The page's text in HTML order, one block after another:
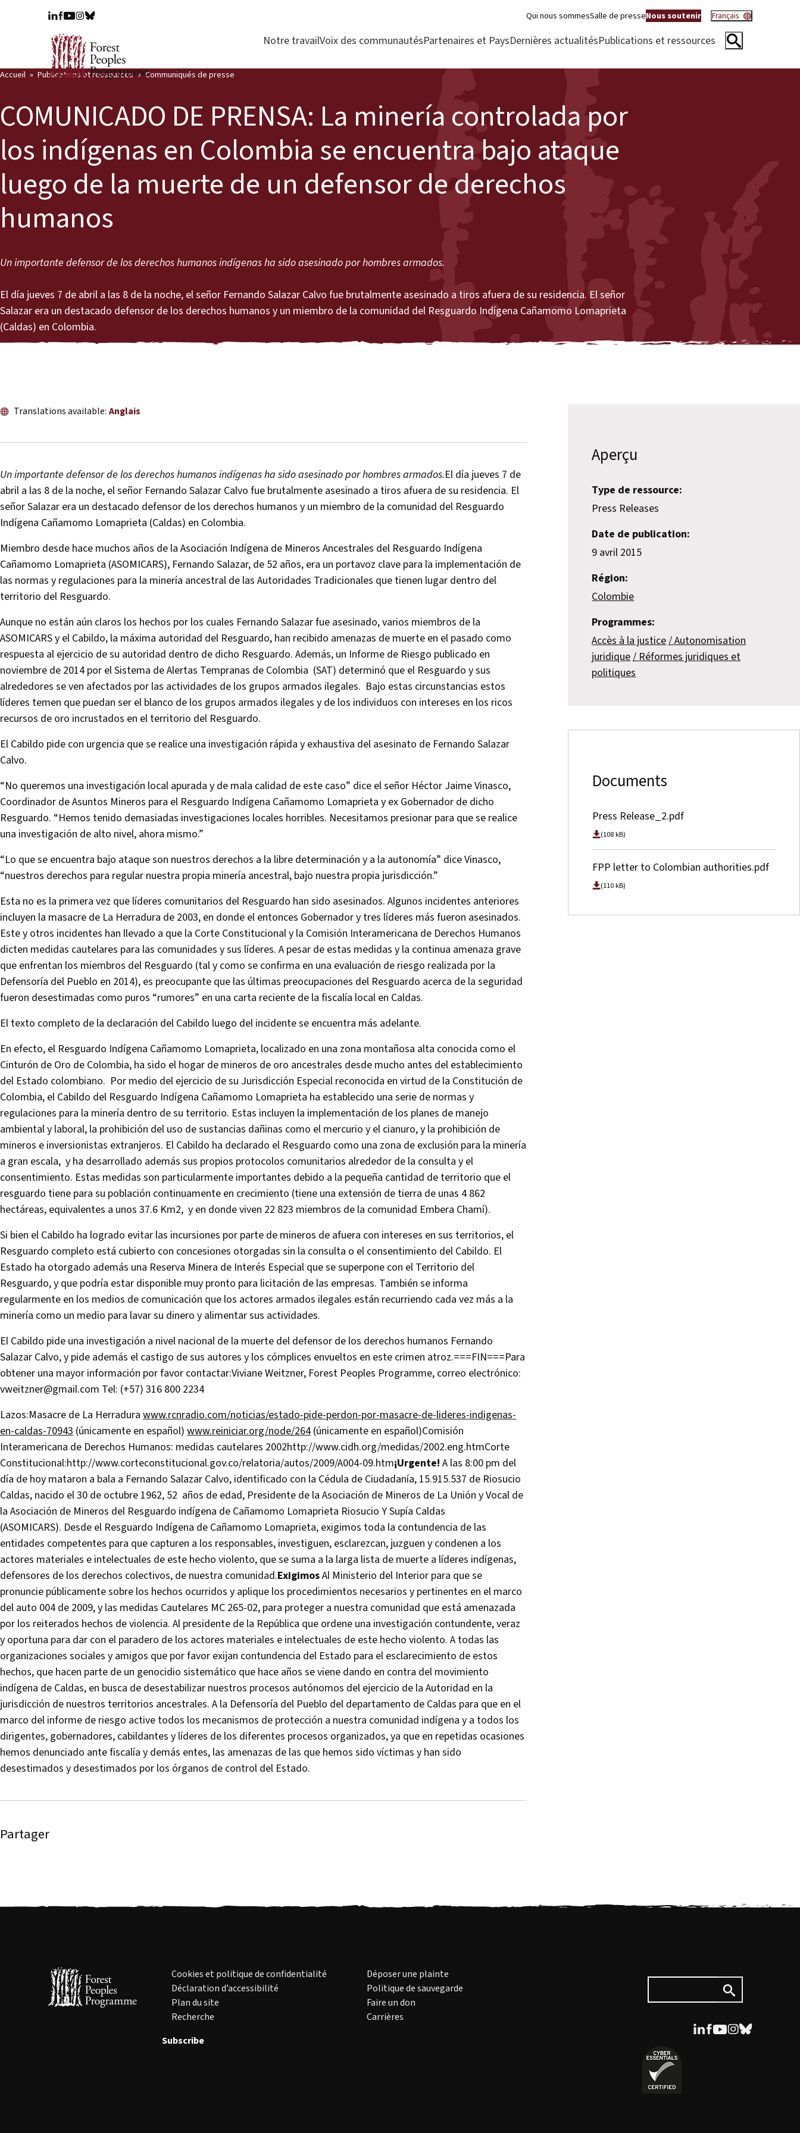
Qui nous sommesSalle de presseNous soutenir Français
Notre travailVoix des communautésPartenaires et PaysDernières actualitésPublications et ressources
Accueil Publications et ressources Communiqués de presse
COMUNICADO DE PRENSA: La minería controlada por
los indígenas en Colombia se encuentra bajo ataque
luego de la muerte de un defensor de derechos
humanos
Un importante defensor de los derechos humanos indígenas ha sido asesinado por hombres armados.
El día jueves 7 de abril a las 8 de la noche, el señor Fernando Salazar Calvo fue brutalmente asesinado a tiros afuera de su residencia. El señor
Salazar era un destacado defensor de los derechos humanos y un miembro de la comunidad del Resguardo Indígena Cañamomo Lomaprieta
(Caldas) en Colombia.
Translations available: Anglais
Un importante defensor de los derechos humanos indígenas ha sido asesinado por hombres armados.El día jueves 7 de
abril a las 8 de la noche, el señor Fernando Salazar Calvo fue brutalmente asesinado a tiros afuera de su residencia. El
señor Salazar era un destacado defensor de los derechos humanos y un miembro de la comunidad del Resguardo
Indígena Cañamomo Lomaprieta (Caldas) en Colombia.
Miembro desde hace muchos años de la Asociación Indígena de Mineros Ancestrales del Resguardo Indígena
Cañamomo Lomaprieta (ASOMICARS), Fernando Salazar, de 52 años, era un portavoz clave para la implementación de
las normas y regulaciones para la minería ancestral de las Autoridades Tradicionales que tienen lugar dentro del
territorio del Resguardo.
Aunque no están aún claros los hechos por los cuales Fernando Salazar fue asesinado, varios miembros de la
ASOMICARS y el Cabildo, la máxima autoridad del Resguardo, han recibido amenazas de muerte en el pasado como
respuesta al ejercicio de su autoridad dentro de dicho Resguardo. Además, un Informe de Riesgo publicado en
noviembre de 2014 por el Sistema de Alertas Tempranas de Colombia (SAT) determinó que el Resguardo y sus
alrededores se ven afectados por las actividades de los grupos armados ilegales. Bajo estas circunstancias estos
líderes temen que puedan ser el blanco de los grupos armados ilegales y de los individuos con intereses en los ricos
recursos de oro incrustados en el territorio del Resguardo.
El Cabildo pide con urgencia que se realice una investigación rápida y exhaustiva del asesinato de Fernando Salazar
Calvo.
“No queremos una investigación local apurada y de mala calidad de este caso” dice el señor Héctor Jaime Vinasco,
Coordinador de Asuntos Mineros para el Resguardo Indígena Cañamomo Lomaprieta y ex Gobernador de dicho
Resguardo. “Hemos tenido demasiadas investigaciones locales horribles. Necesitamos presionar para que se realice
una investigación de alto nivel, ahora mismo.”
“Lo que se encuentra bajo ataque son nuestros derechos a la libre determinación y a la autonomía” dice Vinasco,
“nuestros derechos para regular nuestra propia minería ancestral, bajo nuestra propia jurisdicción.”
Esta no es la primera vez que líderes comunitarios del Resguardo han sido asesinados. Algunos incidentes anteriores
incluyen la masacre de La Herradura de 2003, en donde el entonces Gobernador y tres líderes más fueron asesinados.
Este y otros incidentes han llevado a que la Corte Constitucional y la Comisión Interamericana de Derechos Humanos
dicten medidas cautelares para las comunidades y sus líderes. A pesar de estas medidas y la continua amenaza grave
que enfrentan los miembros del Resguardo (tal y como se confirma en una evaluación de riesgo realizada por la
Defensoría del Pueblo en 2014), es preocupante que las últimas preocupaciones del Resguardo acerca de la seguridad
fueron desestimadas como puros “rumores” en una carta reciente de la fiscalía local en Caldas.
El texto completo de la declaración del Cabildo luego del incidente se encuentra más adelante.
En efecto, el Resguardo Indígena Cañamomo Lomaprieta, localizado en una zona montañosa alta conocida como el
Cinturón de Oro de Colombia, ha sido el hogar de mineros de oro ancestrales desde mucho antes del establecimiento
del Estado colombiano. Por medio del ejercicio de su Jurisdicción Especial reconocida en virtud de la Constitución de
Colombia, el Cabildo del Resguardo Indígena Cañamomo Lomaprieta ha establecido una serie de normas y
regulaciones para la minería dentro de su territorio. Estas incluyen la implementación de los planes de manejo
ambiental y laboral, la prohibición del uso de sustancias dañinas como el mercurio y el cianuro, y la prohibición de
mineros e inversionistas extranjeros. El Cabildo ha declarado el Resguardo como una zona de exclusión para la minería
a gran escala, y ha desarrollado además sus propios protocolos comunitarios alrededor de la consulta y el
consentimiento. Estas medidas son particularmente importantes debido a la pequeña cantidad de territorio que el
resguardo tiene para su población continuamente en crecimiento (tiene una extensión de tierra de unas 4 862
hectáreas, equivalentes a unos 37.6 Km2, y en donde viven 22 823 miembros de la comunidad Embera Chamí).
Si bien el Cabildo ha logrado evitar las incursiones por parte de mineros de afuera con intereses en sus territorios, el
Resguardo completo está cubierto con concesiones otorgadas sin la consulta o el consentimiento del Cabildo. El
Estado ha otorgado además una Reserva Minera de Interés Especial que se superpone con el Territorio del
Resguardo, y que podría estar disponible muy pronto para licitación de las empresas. También se informa
regularmente en los medios de comunicación que los actores armados ilegales están recurriendo cada vez más a la
minería como un medio para lavar su dinero y alimentar sus actividades.
El Cabildo pide una investigación a nivel nacional de la muerte del defensor de los derechos humanos Fernando
Salazar Calvo, y pide además el castigo de sus autores y los cómplices envueltos en este crimen atroz.===FIN===Para
obtener una mayor información por favor contactar:Viviane Weitzner, Forest Peoples Programme, correo electrónico:
vweitzner@gmail.com Tel: (+57) 316 800 2234
Lazos:Masacre de La Herradura www.rcnradio.com/noticias/estado-pide-perdon-por-masacre-de-lideres-indigenas-
en-caldas-70943 (únicamente en español) www.reiniciar.org/node/264 (únicamente en español)Comisión
Interamericana de Derechos Humanos: medidas cautelares 2002http://www.cidh.org/medidas/2002.eng.htmCorte
Constitucional:http://www.corteconstitucional.gov.co/relatoria/autos/2009/A004-09.htm¡Urgente! A las 8:00 pm del
día de hoy mataron a bala a Fernando Salazar Calvo, identificado con la Cédula de Ciudadanía, 15.915.537 de Riosucio
Caldas, nacido el 30 de octubre 1962, 52 años de edad, Presidente de la Asociación de Mineros de La Unión y Vocal de
la Asociación de Mineros del Resguardo indígena de Cañamomo Lomaprieta Riosucio Y Supía Caldas
(ASOMICARS). Desde el Resguardo Indígena de Cañamomo Lomaprieta, exigimos toda la contundencia de las
entidades competentes para que capturen a los responsables, investiguen, esclarezcan, juzguen y condenen a los
actores materiales e intelectuales de este hecho violento, que se suma a la larga lista de muerte a líderes indígenas,
defensores de los derechos colectivos, de nuestra comunidad.ExigimosAl Ministerio del Interior para que se
pronuncie públicamente sobre los hechos ocurridos y aplique los procedimientos necesarios y pertinentes en el marco
del auto 004 de 2009, y las medidas Cautelares MC 265-02, para proteger a nuestra comunidad que está amenazada
por los reiterados hechos de violencia. Al presidente de la República que ordene una investigación contundente, veraz
y oportuna para dar con el paradero de los actores materiales e intelectuales de este hecho violento. A todas las
organizaciones sociales y amigos que por favor exijan contundencia del Estado para el esclarecimiento de estos
hechos, que hacen parte de un genocidio sistemático que hace años se viene dando en contra del movimiento
indígena de Caldas, en busca de desestabilizar nuestros procesos autónomos del ejercicio de la Autoridad en la
jurisdicción de nuestros territorios ancestrales. A la Defensoría del Pueblo del departamento de Caldas para que en el
marco del informe de riesgo active todos los mecanismos de protección a nuestra comunidad indígena y a todos los
dirigentes, gobernadores, cabildantes y líderes de los diferentes procesos organizados, ya que en repetidas ocasiones
hemos denunciado ante fiscalía y demás entes, las amenazas de las que hemos sido víctimas y han sido
desestimados y desestimados por los órganos de control del Estado.
Partager
Aperçu
Type de ressource:
Press Releases
Date de publication:
9 avril 2015
Région:
Colombie
Programmes:
Accès à la justice Autonomisation
juridique Réformes juridiques et
politiques
Documents
Press Release_2.pdf
(108 kB)
FPP letter to Colombian authorities.pdf
(110 kB)
Cookies et politique de confidentialité
Déclaration d’accessibilité
Plan du site
Recherche
Déposer une plainte
Politique de sauvegarde
Faire un don
Carrières
Subscribe